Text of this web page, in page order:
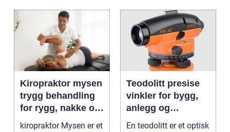
Kiropraktor mysen
trygg behandling
for rygg, nakke og
ledd
kiropraktor Mysen er et
Teodolitt presise
vinkler for bygg,
anlegg og
kartlegging
En teodolitt er et optisk